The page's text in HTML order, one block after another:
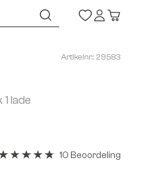
lade
Artikelnr.: 29583
10 Beoordeling